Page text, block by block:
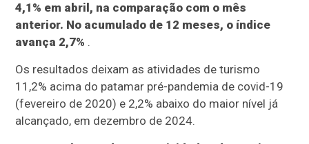
4,1% em abril, na comparação com o mês
anterior. No acumulado de 12 meses, o índice
avança 2,7% .
Os resultados deixam as atividades de turismo
11,2% acima do patamar pré-pandemia de covid-19
(fevereiro de 2020) e 2,2% abaixo do maior nível já
alcançado, em dezembro de 2024.